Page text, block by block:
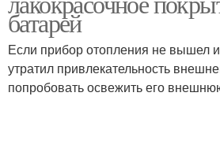
батарей
Если прибор отопления не вышел
утратил привлекательность
попробовать освежить его